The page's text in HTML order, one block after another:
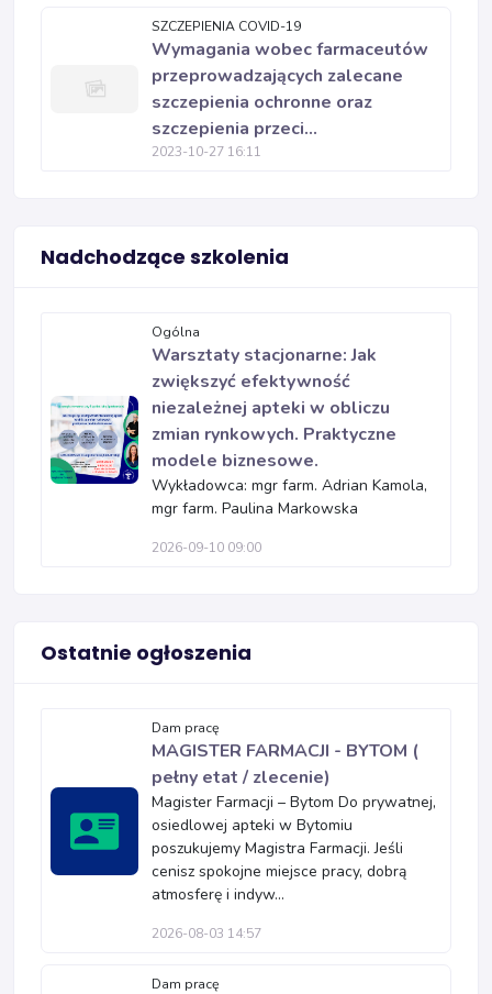
SZCZEPIENIA COVID-19
Wymagania wobec farmaceutów
przeprowadzających zalecane
szczepienia ochronne oraz
szczepienia przeci...
2023-10-27 16:11
Nadchodzące szkolenia
Ogólna
Warsztaty stacjonarne: Jak
zwiększyć efektywność
niezależnej apteki w obliczu
zmian rynkowych. Praktyczne
modele biznesowe.
Wykładowca: mgr farm. Adrian Kamola,
mgr farm. Paulina Markowska
2026-09-10 09:00
Ostatnie ogłoszenia
Dam pracę
MAGISTER FARMACJI - BYTOM (
pełny etat / zlecenie)
Magister Farmacji – Bytom Do prywatnej,
osiedlowej apteki w Bytomiu
poszukujemy Magistra Farmacji. Jeśli
cenisz spokojne miejsce pracy, dobrą
atmosferę i indyw...
2026-08-03 14:57
Dam pracę